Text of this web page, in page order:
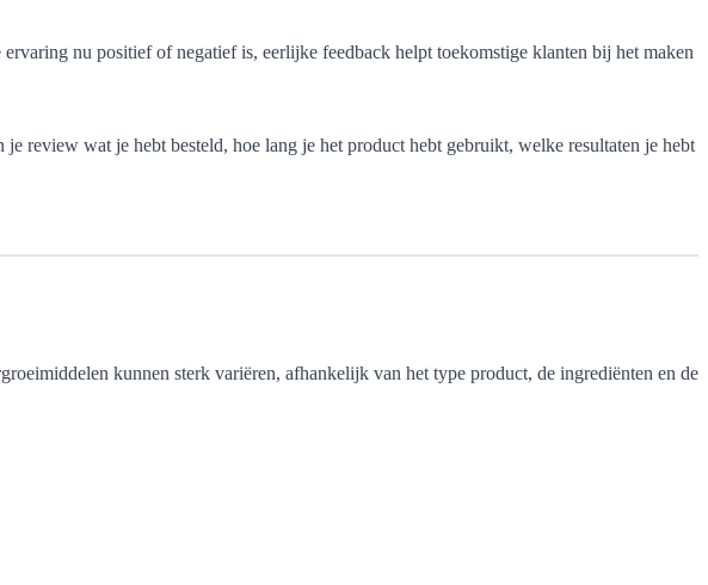
nu positief of negatief is, eerlijke feedback helpt toekomstige klanten bij het maken
review wat je hebt besteld, hoe lang je het product hebt gebruikt, welke resultaten je hebt
kunnen sterk variëren, afhankelijk van het type product, de ingrediënten en de